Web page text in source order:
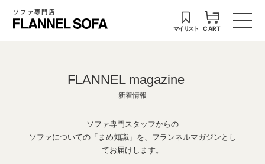
ソファ専門店
マイリスト CART
FLANNEL magazine
新着情報
ソファ専門スタッフからの
ソファについての「まめ知識」を、フランネルマガジンとし
てお届けします。